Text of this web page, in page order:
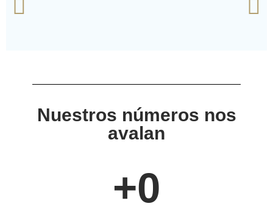
Nuestros números nos
avalan
+0